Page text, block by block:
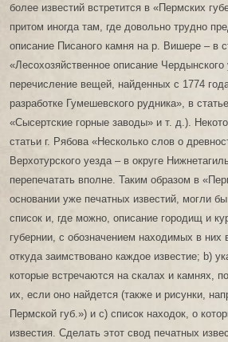
более известий встретится в «Пермских
притом иногда там, где довольно трудно
описание Писаного камня на р. Вишере – в
«Лесохозяйственное описание Чердынского
перечисление вещей, найденных с 1774
разработке Гумешевского рудника», в
«Сысертские горные заводы» и т. д.).
статьи г. Рябова «Несколько слов о
Верхотурского уезда – в округе
перепечатать вполне. Таким образом в
основании уже печатных известий, могли
список и, где можно, описание городищ и
губернии, с обозначением находимых в них
откуда заимствовано каждое известие; b)
которые встречаются на скалах и камнях,
их, если оно найдется (также и рисунки,
Пермской губ.») и с) список находок, о
известия. Сделать этот свод печатных